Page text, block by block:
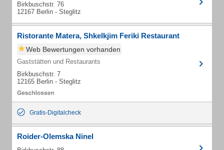
Birkbuschstr. 76
12167 Berlin - Steglitz
Ristorante Matera, Shkelkjim Feriki Restaurant
Web Bewertungen vorhanden
Gaststätten und Restaurants
Birkbuschstr. 7
12165 Berlin - Steglitz
Gratis-Digitalcheck
Roider-Olemska Ninel